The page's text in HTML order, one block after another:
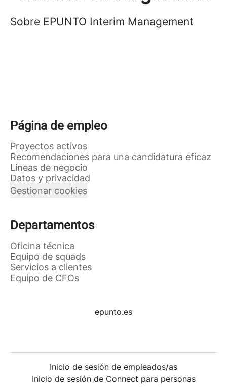
Sobre EPUNTO Interim Management
Página de empleo
Proyectos activos
Recomendaciones para una candidatura eficaz
Líneas de negocio
Datos y privacidad
Gestionar cookies
Departamentos
Oficina técnica
Equipo de squads
Servicios a clientes
Equipo de CFOs
epunto.es
Inicio de sesión de empleados/as
Inicio de sesión de Connect para personas